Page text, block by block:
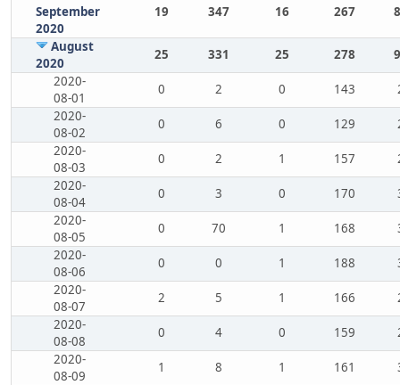
September
2020
19 347 16 267
August
2020
25 331 25 278
2020-
08-01
0 2 0 143
2020-
08-02
0 6 0 129
2020-
08-03
0 2 1 157
2020-
08-04
0 3 0 170
2020-
08-05
0 70 1 168
2020-
08-06
0 0 1 188
2020-
08-07
2 5 1 166
2020-
08-08
0 4 0 159
2020-
08-09
1 8 1 161